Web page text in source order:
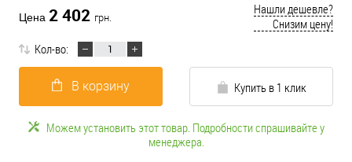
Цена 2 402 грн.
Нашли дешевле?
Снизим цену!
Кол-во:
В корзину Купить в 1 клик
Можем установить этот товар. Подробности спрашивайте у
менеджера.